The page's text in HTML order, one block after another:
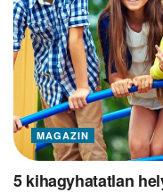
MAGAZIN
5 kihagyhatatlan